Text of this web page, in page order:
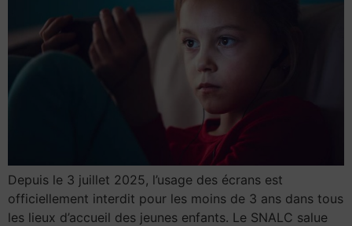
Depuis le 3 juillet 2025, l’usage des écrans est
officiellement interdit pour les moins de 3 ans dans tous
les lieux d’accueil des jeunes enfants. Le SNALC salue